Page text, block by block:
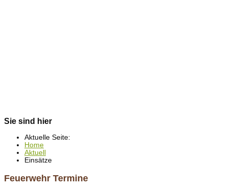
Sie sind hier
Aktuelle Seite:
Home
Aktuell
Einsätze
Feuerwehr Termine